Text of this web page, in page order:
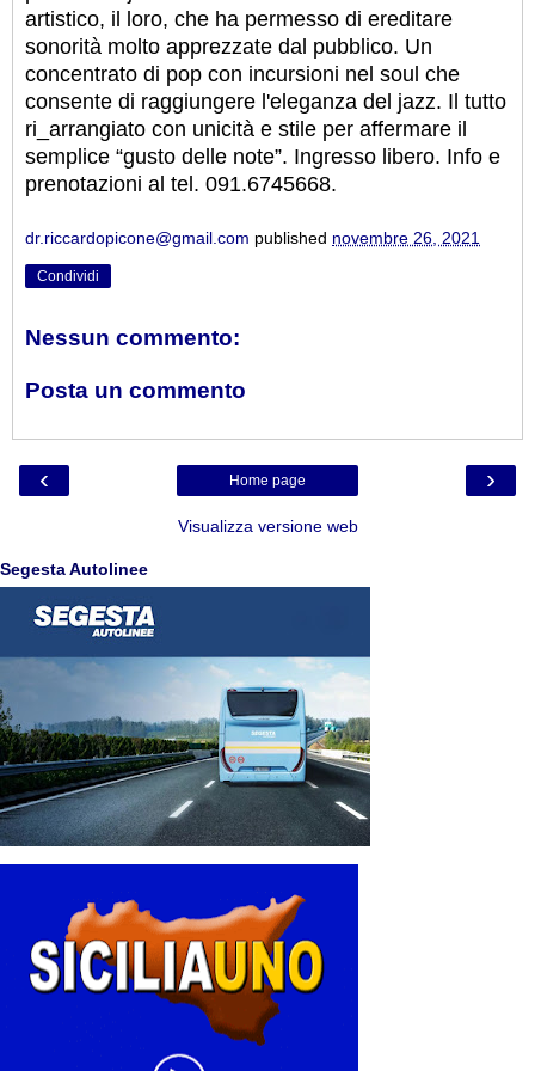
artistico, il loro, che ha permesso di ereditare
sonorità molto apprezzate dal pubblico. Un
concentrato di pop con incursioni nel soul che
consente di raggiungere l'eleganza del jazz. Il tutto
ri_arrangiato con unicità e stile per affermare il
semplice “gusto delle note”. Ingresso libero. Info e
prenotazioni al tel. 091.6745668.
dr.riccardopicone@gmail.com published novembre 26, 2021
Condividi
Nessun commento:
Posta un commento
‹ ›
Home page
Visualizza versione web
Segesta Autolinee